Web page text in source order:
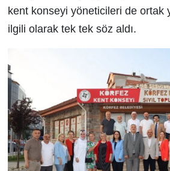
kent konseyi yöneticileri de ortak
ilgili olarak tek tek söz aldı.